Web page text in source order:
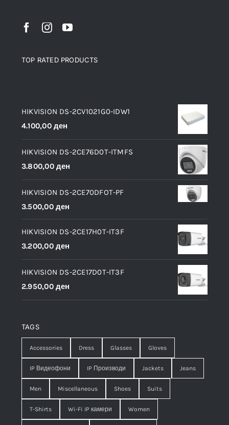
TOP RATED PRODUCTS
HIKVISION DS-2CV1021G0-IDW1
4.100,00ден
HIKVISION DS-2CE76D0T-ITMFS
3.800,00ден
HIKVISION DS-2CE70DFOT-PF
3.500,00ден
HIKVISION DS-2CE17H0T-IT3F
3.200,00ден
HIKVISION DS-2CE17D0T-IT3F
2.950,00ден
TAGS
Accessories Dress Glasses Gloves
IP Видеофони IP Производи Jackets Jeans
Men Miscellaneous Shoes Suits
T-Shirts Wi-Fi IP камери Women